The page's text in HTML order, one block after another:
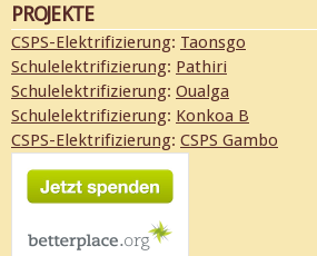
PROJEKTE
CSPS-Elektrifizierung: Taonsgo
Schulelektrifizierung: Pathiri
Schulelektrifizierung: Oualga
Schulelektrifizierung: Konkoa B
CSPS-Elektrifizierung: CSPS Gambo